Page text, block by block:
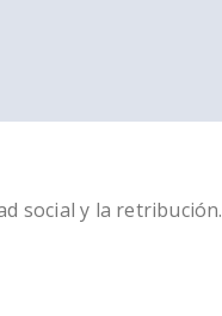
social y la retribución.